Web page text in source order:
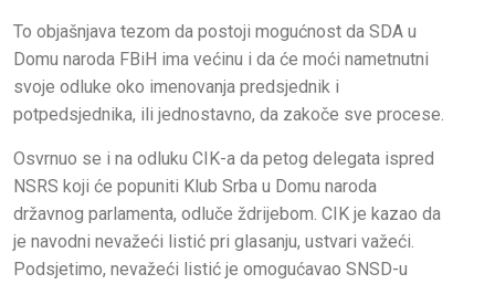
To objašnjava tezom da postoji mogućnost da SDA u
Domu naroda FBiH ima većinu i da će moći nametnutni
svoje odluke oko imenovanja predsjednik i
potpedsjednika, ili jednostavno, da zakoče sve procese.
Osvrnuo se i na odluku CIK-a da petog delegata ispred
NSRS koji će popuniti Klub Srba u Domu naroda
državnog parlamenta, odluče ždrijebom. CIK je kazao da
je navodni nevažeći listić pri glasanju, ustvari važeći.
Podsjetimo, nevažeći listić je omogućavao SNSD-u